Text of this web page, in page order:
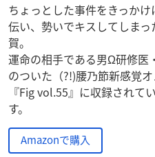
ちょっとした事件をきっか
伝い、勢いでキスしてしま
賀。
運命の相手である男Ω研修医
のついた（?!)腰乃節新感覚オ
『Fig vol.55』に収録されて
す。
Amazonで購入